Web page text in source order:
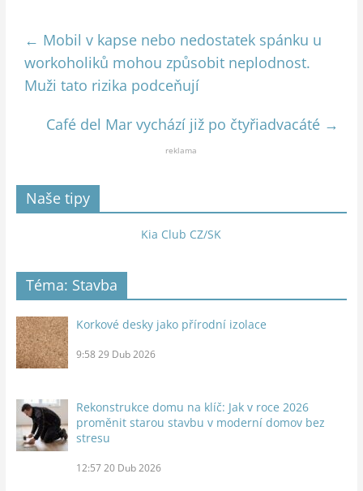
← Mobil v kapse nebo nedostatek spánku u
workoholiků mohou způsobit neplodnost.
Muži tato rizika podceňují
Café del Mar vychází již po čtyřiadvacáté →
reklama
Naše tipy
Kia Club CZ/SK
Téma: Stavba
Korkové desky jako přírodní izolace
9:58 29 Dub 2026
Rekonstrukce domu na klíč: Jak v roce 2026
proměnit starou stavbu v moderní domov bez
stresu
12:57 20 Dub 2026